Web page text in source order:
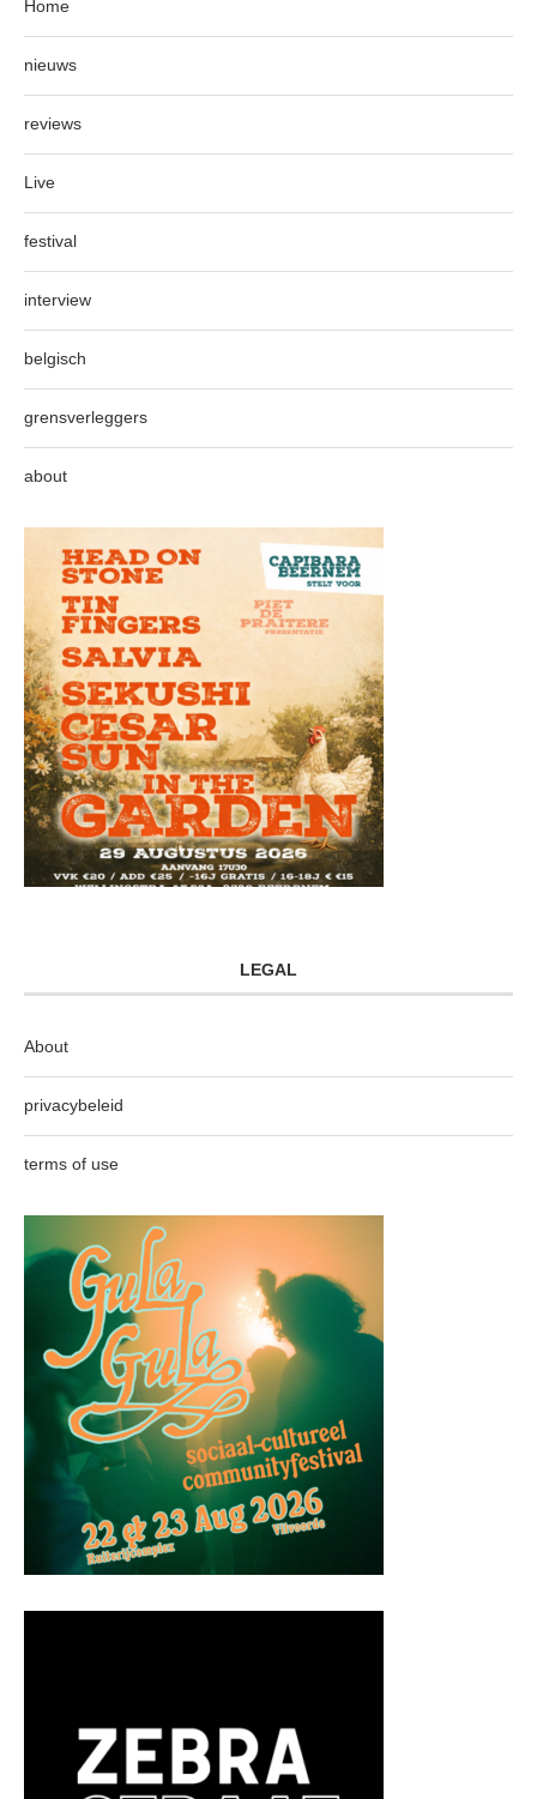
Home
nieuws
reviews
Live
festival
interview
belgisch
grensverleggers
about
LEGAL
About
privacybeleid
terms of use